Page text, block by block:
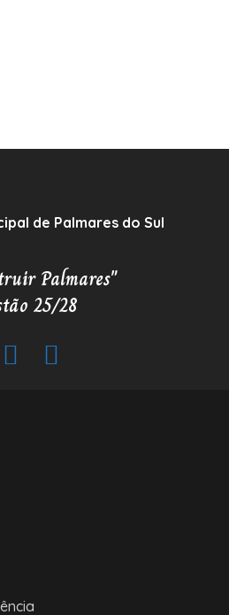
de Palmares do Sul
Palmares"
25/28